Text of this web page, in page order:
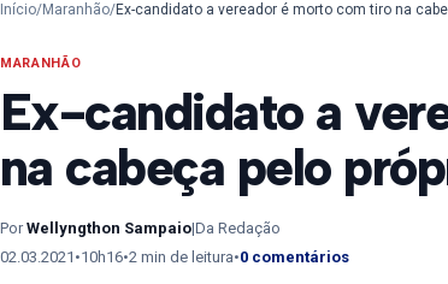
Início/Maranhão/Ex-candidato a vereador é morto com tiro na
MARANHÃO
Ex-candidato a
na cabeça pelo
PorWellyngthon Sampaio|Da Redação
02.03.2021 •10h16•2 min de leitura•0 comentários